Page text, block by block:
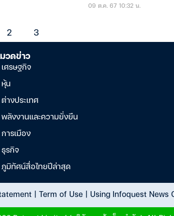
09 ต.ค. 67 10:32 น.
2 3
วดข่าว
เศรษฐกิจ
หุ้น
ต่างประเทศ
พลังงานและความยั่งยืน
การเมือง
ธุรกิจ
ภูมิทัศน์สื่อไทยปีล่าสุด
| Term of Use| Using Infoquest News